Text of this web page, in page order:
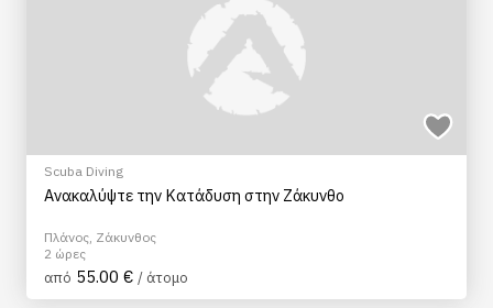
Scuba Diving
Ανακαλύψτε την Κατάδυση στην Ζάκυνθο
Πλάνος, Ζάκυνθος
2 ώρες
από 55.00 € / άτομο